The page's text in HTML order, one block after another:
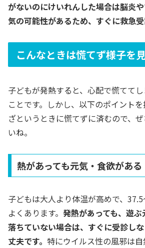
がないのにけいれんした場合は脳炎
気の可能性があるため、すぐに救急受
こんなときは慌てず様子を
子どもが発熱すると、心配で慌てて
ことです。しかし、以下のポイント
ざというときに慌てずに済むので、
いね。
熱があっても元気・食欲がある
子どもは大人より体温が高めで、
よくあります。 発熱があっても、遊
落ちていない場合は、すぐに受診し
丈夫です。 特にウイルス性の風邪は